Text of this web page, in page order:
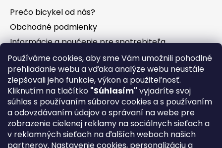
Používáme cookies, aby sme Vám umožnili pohodlné
prehliadanie webu a vďaka analýze webu neustále
zlepšovali jeho funkcie, výkon a použiteľnosť.
Kliknutím na tlačítko "Súhlasím" vyjadríte svoj
súhlas s používaním súborov cookies a s používaním
a odovzdávaním údajov o správaní na webe pre
zobrazenie cielenej reklamy na sociálnych sieťach a
v reklamných sieťach na ďalších weboch našich
partnerov. Nastavenie cookies, personalizáciu a
Prečo bicykel od nás?
Obchodné podmienky
Informácie a poučenie pre spotrebiteľa
Vrátenie tovaru - odstúpenie od zmluvy
Ochrana osobných údajov
Súbory cookies
Formuláre na stiahnutie
Reklamačný poriadok
Napíšte nám